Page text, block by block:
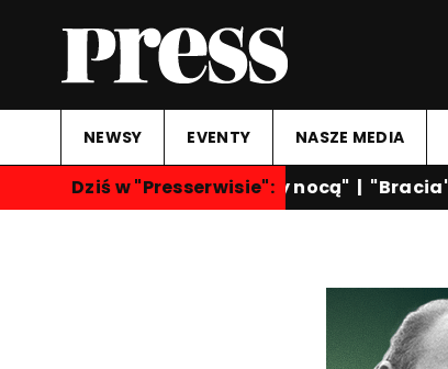
NEWSY EVENTY NASZE MEDIA
Dziś w "Presserwisie":
"Rozmowy nocą"|"Bracia"|